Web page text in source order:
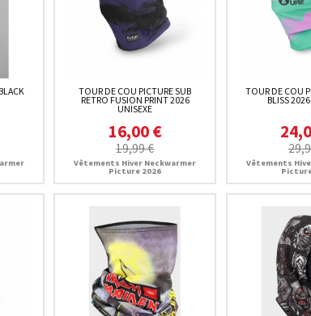
TOUR DE COU PICTURE SUB
RETRO FUSION PRINT 2026
UNISEXE
16,00 €
19,99 €
Vêtements Hiver Neckwarmer
Picture 2026
TOUR DE COU
BLISS
Vêtements